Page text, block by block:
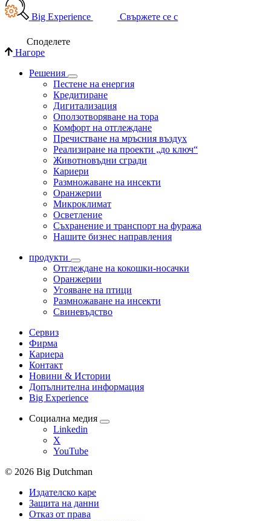
Big Experience Свържете се с
Споделете
Нагоре
Решения
Пестене на енергия
Кредитиране
Дигитализация
Оползотворяване на тора
Комфорт на отглеждане
Пречистване на мръсния въздух
Реализиране на проекти „до ключ“
Животновъдни сгради
Кариери
Размножаване на инсекти
Оранжерии
Микроклимат
Осветление
Съхранение и транспорт на фуража
Нашите бизнес направления
продукти
Отглеждане на кокошки-носачки
Оранжерии
Угояване на птици
Размножаване на инсекти
Свиневъдство
Сервиз
Фирма
Кариера
Контакт
Новини & Истории
Допълнителна информация
Big Experience
Социална медия
Linkedin
X
YouTube
© 2026 Big Dutchman
Издателско каре
Защита на данни
Отказ от права